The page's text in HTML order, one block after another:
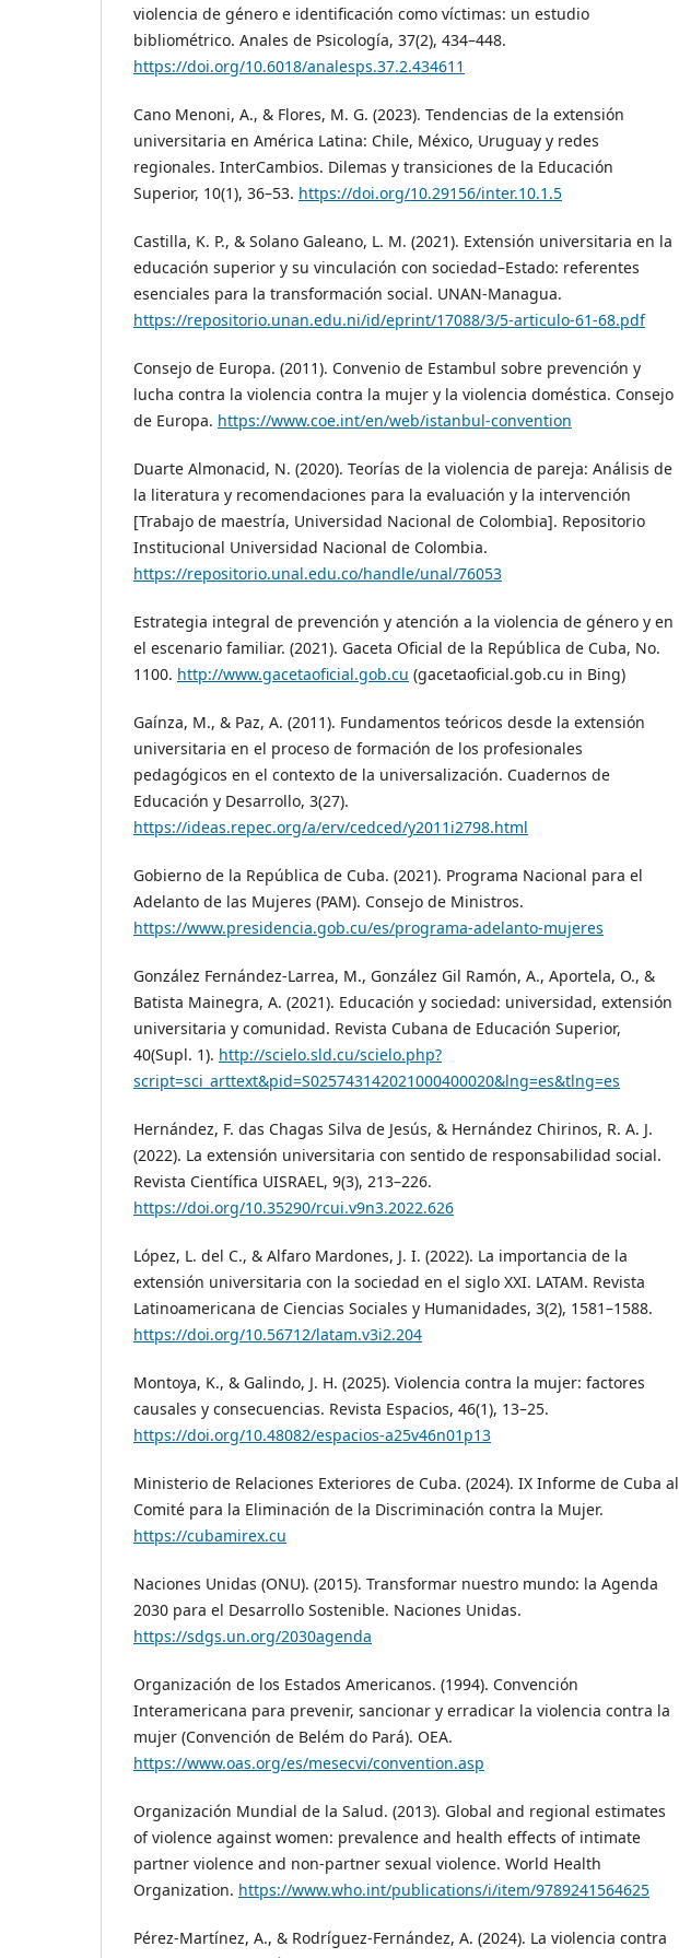
violencia de género e identificación como víctimas: un estudio
bibliométrico. Anales de Psicología, 37(2), 434–448.
https://doi.org/10.6018/analesps.37.2.434611
Cano Menoni, A., & Flores, M. G. (2023). Tendencias de la extensión
universitaria en América Latina: Chile, México, Uruguay y redes
regionales. InterCambios. Dilemas y transiciones de la Educación
Superior, 10(1), 36–53. https://doi.org/10.29156/inter.10.1.5
Castilla, K. P., & Solano Galeano, L. M. (2021). Extensión universitaria en la
educación superior y su vinculación con sociedad–Estado: referentes
esenciales para la transformación social. UNAN-Managua.
https://repositorio.unan.edu.ni/id/eprint/17088/3/5-articulo-61-68.pdf
Consejo de Europa. (2011). Convenio de Estambul sobre prevención y
lucha contra la violencia contra la mujer y la violencia doméstica. Consejo
de Europa. https://www.coe.int/en/web/istanbul-convention
Duarte Almonacid, N. (2020). Teorías de la violencia de pareja: Análisis de
la literatura y recomendaciones para la evaluación y la intervención
[Trabajo de maestría, Universidad Nacional de Colombia]. Repositorio
Institucional Universidad Nacional de Colombia.
https://repositorio.unal.edu.co/handle/unal/76053
Estrategia integral de prevención y atención a la violencia de género y en
el escenario familiar. (2021). Gaceta Oficial de la República de Cuba, No.
1100. http://www.gacetaoficial.gob.cu (gacetaoficial.gob.cu in Bing)
Gaínza, M., & Paz, A. (2011). Fundamentos teóricos desde la extensión
universitaria en el proceso de formación de los profesionales
pedagógicos en el contexto de la universalización. Cuadernos de
Educación y Desarrollo, 3(27).
https://ideas.repec.org/a/erv/cedced/y2011i2798.html
Gobierno de la República de Cuba. (2021). Programa Nacional para el
Adelanto de las Mujeres (PAM). Consejo de Ministros.
https://www.presidencia.gob.cu/es/programa-adelanto-mujeres
González Fernández-Larrea, M., González Gil Ramón, A., Aportela, O., &
Batista Mainegra, A. (2021). Educación y sociedad: universidad, extensión
universitaria y comunidad. Revista Cubana de Educación Superior,
40(Supl. 1). http://scielo.sld.cu/scielo.php?
script=sci_arttext&pid=S025743142021000400020&lng=es&tlng=es
Hernández, F. das Chagas Silva de Jesús, & Hernández Chirinos, R. A. J.
(2022). La extensión universitaria con sentido de responsabilidad social.
Revista Científica UISRAEL, 9(3), 213–226.
https://doi.org/10.35290/rcui.v9n3.2022.626
López, L. del C., & Alfaro Mardones, J. I. (2022). La importancia de la
extensión universitaria con la sociedad en el siglo XXI. LATAM. Revista
Latinoamericana de Ciencias Sociales y Humanidades, 3(2), 1581–1588.
https://doi.org/10.56712/latam.v3i2.204
Montoya, K., & Galindo, J. H. (2025). Violencia contra la mujer: factores
causales y consecuencias. Revista Espacios, 46(1), 13–25.
https://doi.org/10.48082/espacios-a25v46n01p13
Ministerio de Relaciones Exteriores de Cuba. (2024). IX Informe de Cuba al
Comité para la Eliminación de la Discriminación contra la Mujer.
https://cubamirex.cu
Naciones Unidas (ONU). (2015). Transformar nuestro mundo: la Agenda
2030 para el Desarrollo Sostenible. Naciones Unidas.
https://sdgs.un.org/2030agenda
Organización de los Estados Americanos. (1994). Convención
Interamericana para prevenir, sancionar y erradicar la violencia contra la
mujer (Convención de Belém do Pará). OEA.
https://www.oas.org/es/mesecvi/convention.asp
Organización Mundial de la Salud. (2013). Global and regional estimates
of violence against women: prevalence and health effects of intimate
partner violence and non-partner sexual violence. World Health
Organization. https://www.who.int/publications/i/item/9789241564625
Pérez-Martínez, A., & Rodríguez-Fernández, A. (2024). La violencia contra